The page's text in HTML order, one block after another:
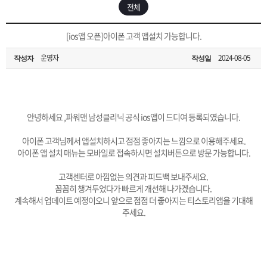
노
객
마
지
회
[ios앱 오픈]아이폰 고객 앱설치 가능합니다.
[무인택배함 이용 안내] 집 밖에 주소로 택배 받기
입금확인이 안되는 상황을 대비해 꼭 입금후 고객센터 연락바랍니다.
전체
[ios앱 오픈]아이폰 고객 앱설치 가능합니다.
작성자 운영자 작성일 2024-08-05
안녕하세요 ,파워맨 남성클리닉 공식 ios앱이 드디여 등록되였습니다.
아이폰 고객님께서 앱설치하시고 점점 좋아지는 느낌으로 이용해주세요.
아이폰 앱 설치 매뉴는 모바일로 접속하시면 설치버튼으로 방문 가능합니다.
고객센터로 아낌없는 의견과 피드백 보내주세요.
꼼꼼히 챙겨두었다가 빠르게 개선해 나가겠습니다.
계속해서 업데이트 예정이오니 앞으로 점점 더 좋아지는 티스토리앱을 기대해
주세요.